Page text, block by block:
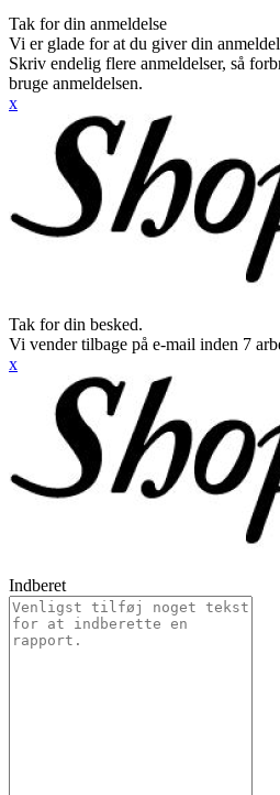
Tak for din anmeldelse
Vi er glade for at du giver din
Skriv endelig flere anmeldelser, så
bruge anmeldelsen.
x
Tak for din besked.
Vi vender tilbage på e-mail inden 7
x
Indberet